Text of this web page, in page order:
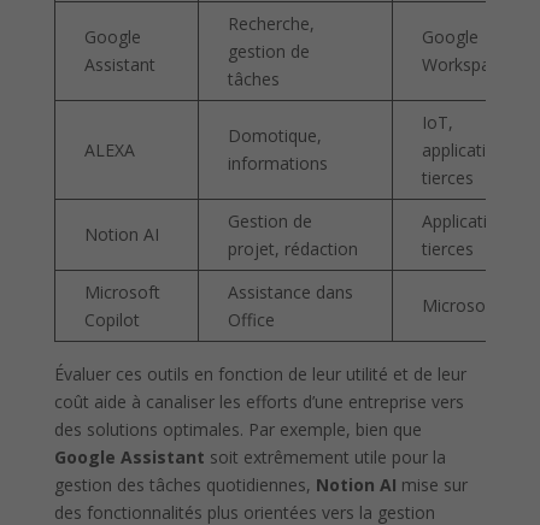
Google
Assistant
Recherche,
gestion de
tâches
Google
Workspace
ALEXA
Domotique,
informations
IoT,
applications
tierces
Notion AI
Gestion de
projet, rédaction
Applications
tierces
Microsoft
Copilot
Assistance dans
Office
Microsoft 365
Évaluer ces outils en fonction de leur utilité et de leur
coût aide à canaliser les efforts d’une entreprise vers
des solutions optimales. Par exemple, bien que
Google Assistant soit extrêmement utile pour la
gestion des tâches quotidiennes, Notion AI mise sur
des fonctionnalités plus orientées vers la gestion